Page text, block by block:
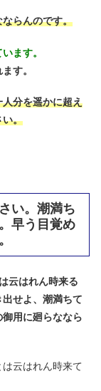
らんのです。
ます。
す。
分を遥かに超え
い。
い。潮満ち
早う目覚め
云はれん時来る
せよ、潮満ちて
用に廻らななら
は云はれん時来て